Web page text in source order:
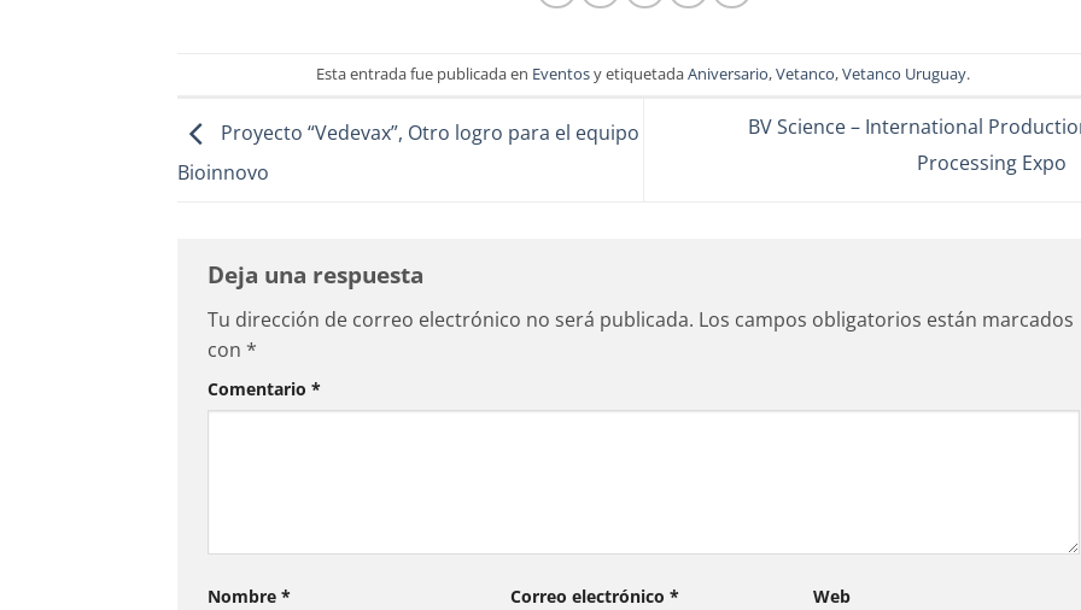
Esta entrada fue publicada en Eventosy etiquetadaAniversario,Vetanco,Vetanco Uruguay.
Proyecto “Vedevax”, Otro logro para el equipo
Bioinnovo
BV Science – International
Processing Expo
Deja una respuesta
Tu dirección de correo electrónico no será publicada. Los campos obligatorios están marcados
con *
Comentario *
Nombre * Correo electrónico * Web